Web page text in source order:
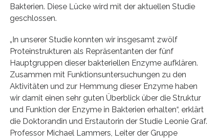
Bakterien. Diese Lücke wird mit der aktuellen Studie
geschlossen.
„In unserer Studie konnten wir insgesamt zwölf
Proteinstrukturen als Repräsentanten der fünf
Hauptgruppen dieser bakteriellen Enzyme aufklären.
Zusammen mit Funktionsuntersuchungen zu den
Aktivitäten und zur Hemmung dieser Enzyme haben
wir damit einen sehr guten Überblick über die Struktur
und Funktion der Enzyme in Bakterien erhalten“, erklärt
die Doktorandin und Erstautorin der Studie Leonie Graf.
Professor Michael Lammers, Leiter der Gruppe